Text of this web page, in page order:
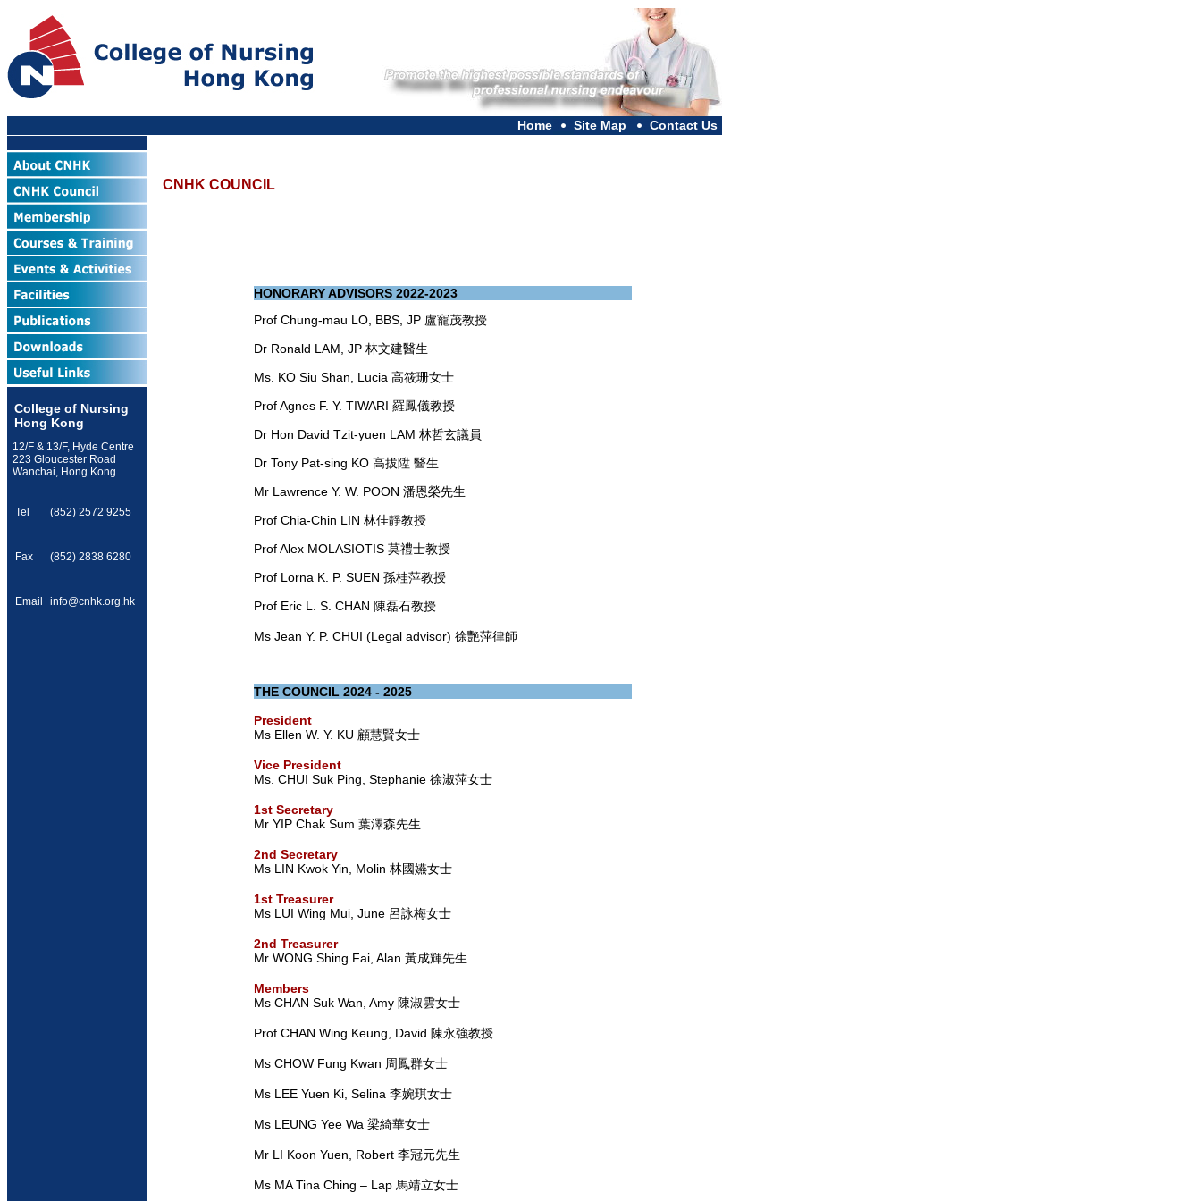
Home Site Map Contact Us
College of Nursing
Hong Kong
12/F & 13/F, Hyde Centre
223 Gloucester Road
Wanchai, Hong Kong
Tel (852) 2572 9255
Fax (852) 2838 6280
Email info@cnhk.org.hk
CNHK COUNCIL
HONORARY ADVISORS 2022-2023
Prof Chung-mau LO, BBS, JP 盧寵茂教授
Dr Ronald LAM, JP 林文建醫生
Ms. KO Siu Shan, Lucia 高筱珊女士
Prof Agnes F. Y. TIWARI 羅鳳儀教授
Dr Hon David Tzit-yuen LAM 林哲玄議員
Dr Tony Pat-sing KO 高拔陞 醫生
Mr Lawrence Y. W. POON 潘恩榮先生
Prof Chia-Chin LIN 林佳靜教授
Prof Alex MOLASIOTIS 莫禮士教授
Prof Lorna K. P. SUEN 孫桂萍教授
Prof Eric L. S. CHAN 陳磊石教授
Ms Jean Y. P. CHUI (Legal advisor) 徐艷萍律師
THE COUNCIL 2024 - 2025
President
Ms Ellen W. Y. KU 顧慧賢女士
Vice President
Ms. CHUI Suk Ping, Stephanie 徐淑萍女士
1st Secretary
Mr YIP Chak Sum 葉澤森先生
2nd Secretary
Ms LIN Kwok Yin, Molin 林國嬿女士
1st Treasurer
Ms LUI Wing Mui, June 呂詠梅女士
2nd Treasurer
Mr WONG Shing Fai, Alan 黃成輝先生
Members
Ms CHAN Suk Wan, Amy 陳淑雲女士
Prof CHAN Wing Keung, David 陳永強教授
Ms CHOW Fung Kwan 周鳳群女士
Ms LEE Yuen Ki, Selina 李婉琪女士
Ms LEUNG Yee Wa 梁綺華女士
Mr LI Koon Yuen, Robert 李冠元先生
Ms MA Tina Ching – Lap 馬靖立女士